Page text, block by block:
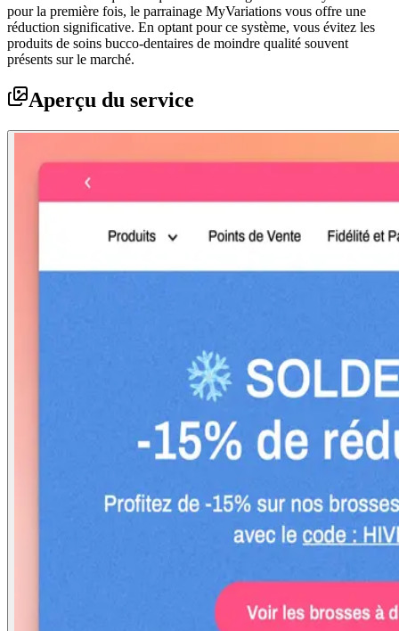
pour la première fois, le parrainage MyVariations vous offre une
réduction significative. En optant pour ce système, vous évitez les
produits de soins bucco-dentaires de moindre qualité souvent
présents sur le marché.
Aperçu du service